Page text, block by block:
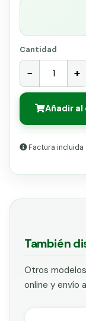
Cantidad
− +
Añadir
Factura incluida
También
Otros
online y envío